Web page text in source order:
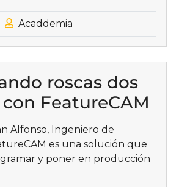
Acaddemia
roscas dos
FeatureCAM
Alfonso, Ingeniero de
es una solución que
y poner en producción